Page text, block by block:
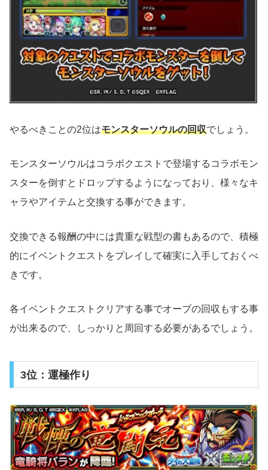
やるべきことの2位はモンスターソウルの回収でしょう。
モンスターソウルはコラボクエストで登場するコラボモン
スターを倒すとドロップするようになっており、様々なキ
ャラやアイテムと交換する事ができます。
交換できる報酬の中には貴重な戦型の書もあるので、積極
的にイベントクエストをプレイして確実に入手しておくべ
きです。
各イベントクエストクリアする事でオーブの回収もする事
が出来るので、しっかりと周回する必要があるでしょう。
3位：運極作り